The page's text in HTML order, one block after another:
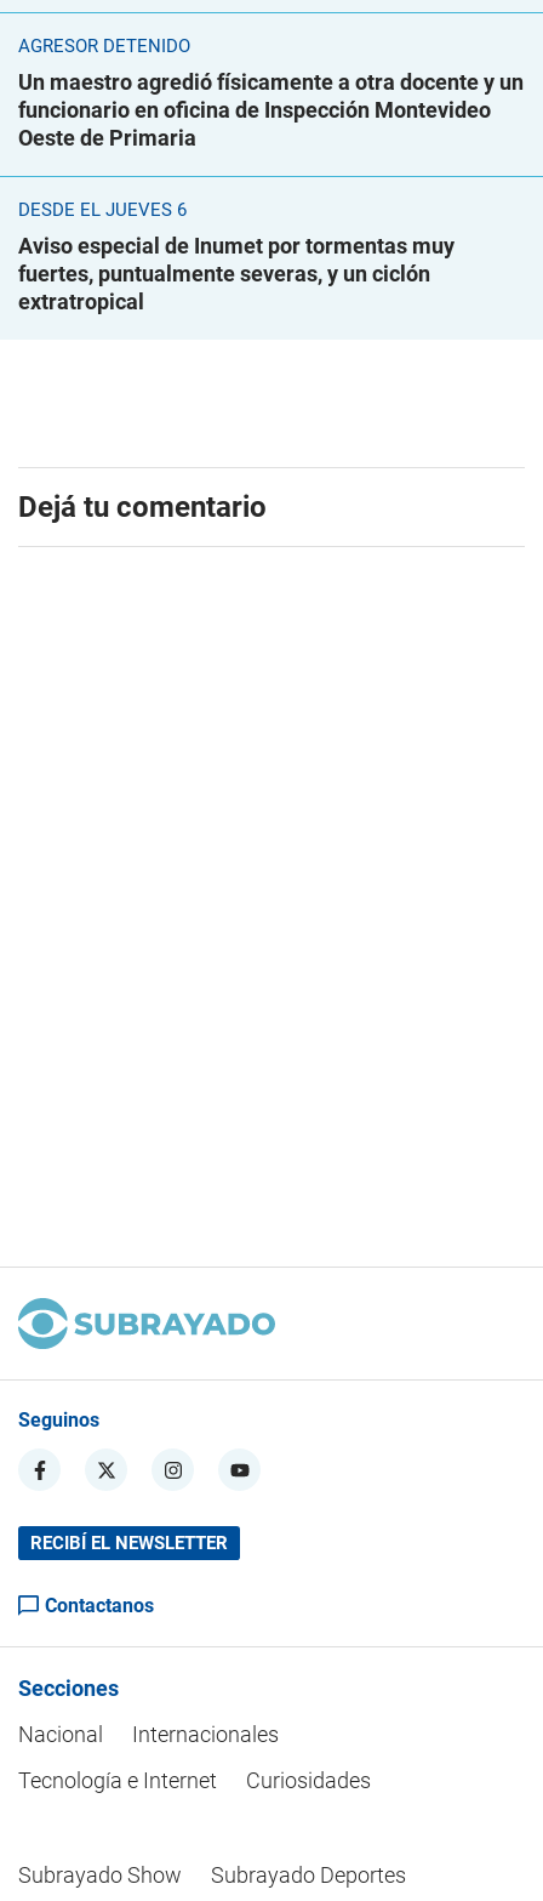
AGRESOR DETENIDO
Un maestro agredió físicamente a otra docente y un
funcionario en oficina de Inspección Montevideo
Oeste de Primaria
DESDE EL JUEVES 6
Aviso especial de Inumet por tormentas muy
fuertes, puntualmente severas, y un ciclón
extratropical
Dejá tu comentario
Seguinos
RECIBÍ EL NEWSLETTER
Contactanos
Secciones
Nacional
Internacionales
Tecnología e Internet
Curiosidades
Subrayado Show Subrayado Deportes